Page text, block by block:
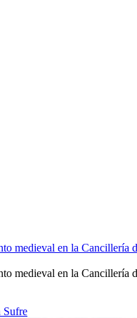
medieval en la Cancillería
medieval en la Cancillería
Sufre